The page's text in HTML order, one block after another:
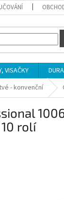
VISAČKY
- konvenční
rolí